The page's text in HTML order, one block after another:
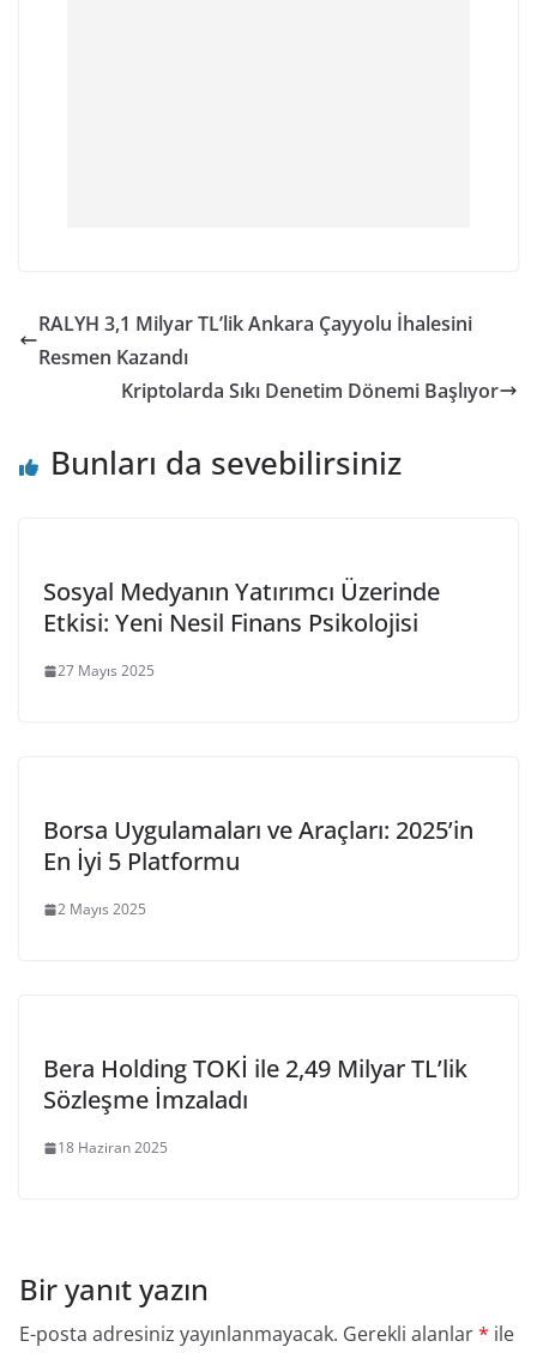
RALYH 3,1 Milyar TL’lik Ankara Çayyolu İhalesini
Resmen Kazandı
Kriptolarda Sıkı Denetim Dönemi Başlıyor
Bunları da sevebilirsiniz
Sosyal Medyanın Yatırımcı Üzerinde
Etkisi: Yeni Nesil Finans Psikolojisi
27 Mayıs 2025
Borsa Uygulamaları ve Araçları: 2025’in
En İyi 5 Platformu
2 Mayıs 2025
Bera Holding TOKİ ile 2,49 Milyar TL’lik
Sözleşme İmzaladı
18 Haziran 2025
Bir yanıt yazın
E-posta adresiniz yayınlanmayacak. Gerekli alanlar* ile